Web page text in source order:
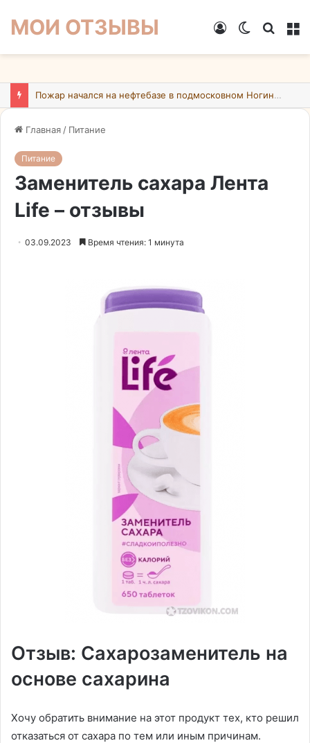
МОИ ОТЗЫВЫ
Switch
Войти
Пожар начался на нефтебазе в подмосковном Ногинске в результате атаки БПЛА ВСУ
Главная / Питание
Питание
Заменитель сахара Лента
Life – отзывы
03.09.2023 Время чтения: 1 минута
Отзыв: Сахарозаменитель на
основе сахарина
Хочу обратить внимание на этот продукт тех, кто решил
отказаться от сахара по тем или иным причинам.